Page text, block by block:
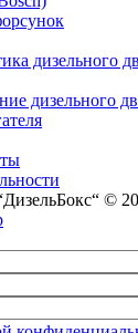
дизельного
дизельного
©